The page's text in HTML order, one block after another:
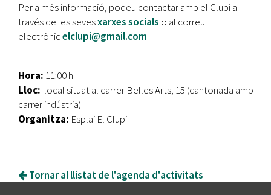
Per a més informació, podeu contactar amb el Clupi a
través de les sevesxarxes socials o al correu
electrònicelclupi@gmail.com
Hora: 11:00 h
Lloc: local situat al carrer Belles Arts, 15 (cantonada amb
carrer indústria)
Organitza: Esplai El Clupi
Tornar al llistat de l'agenda d'activitats